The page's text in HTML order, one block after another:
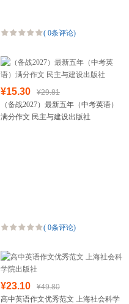
( 0条评论)
¥15.30
¥29.81
（备战2027）最新五年（中考英语）
满分作文 民主与建设出版社
( 0条评论)
¥23.10
¥49.80
高中英语作文优秀范文 上海社会科学